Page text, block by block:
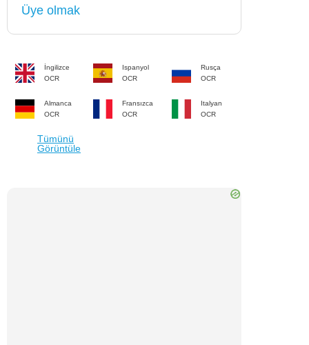
Üye olmak
İngilizce
OCR
Ispanyol
OCR
Rusça
OCR
Almanca
OCR
Fransızca
OCR
Italyan
OCR
Tümünü
Görüntüle